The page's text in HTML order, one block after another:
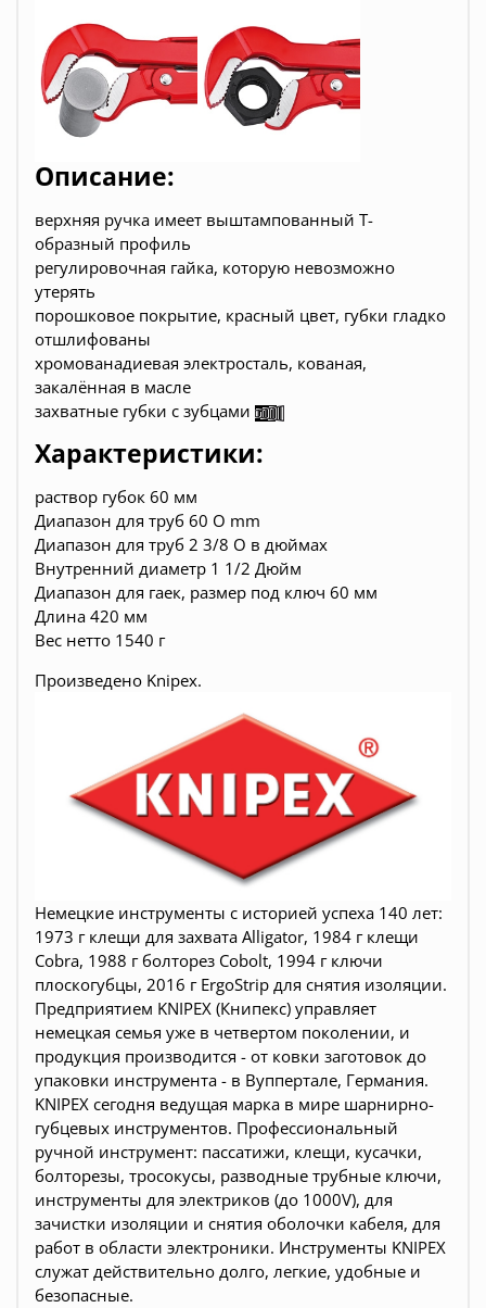
Описание:
верхняя ручка имеет выштампованный Т-
образный профиль
регулировочная гайка, которую невозможно
утерять
порошковое покрытие, красный цвет, губки гладко
отшлифованы
хромованадиевая электросталь, кованая,
закалённая в масле
захватные губки с зубцами
Характеристики:
раствор губок 60 мм
Диапазон для труб 60 O mm
Диапазон для труб 2 3/8 O в дюймах
Внутренний диаметр 1 1/2 Дюйм
Диапазон для гаек, размер под ключ 60 мм
Длина 420 мм
Вес нетто 1540 г
Произведено Knipex.
Немецкие инструменты c историей успеха 140 лет:
1973 г клещи для захвата Alligator, 1984 г клещи
Cobra, 1988 г болторез Cobolt, 1994 г ключи
плоскогубцы, 2016 г ErgoStrip для снятия изоляции.
Предприятием KNIPEX (Книпекс) управляет
немецкая семья уже в четвертом поколении, и
продукция производится - от ковки заготовок до
упаковки инструмента - в Вуппертале, Германия.
KNIPEX сегодня ведущая марка в мире шарнирно-
губцевых инструментов. Профессиональный
ручной инструмент: пассатижи, клещи, кусачки,
болторезы, тросокусы, разводные трубные ключи,
инструменты для электриков (до 1000V), для
зачистки изоляции и снятия оболочки кабеля, для
работ в области электроники. Инструменты KNIPEX
служат действительно долго, легкие, удобные и
безопасные.